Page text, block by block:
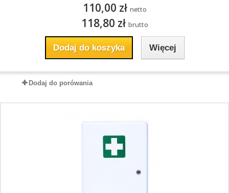
110,00 zł netto
118,80 zł brutto
Dodaj do koszyka Więcej
Dodaj do porówania